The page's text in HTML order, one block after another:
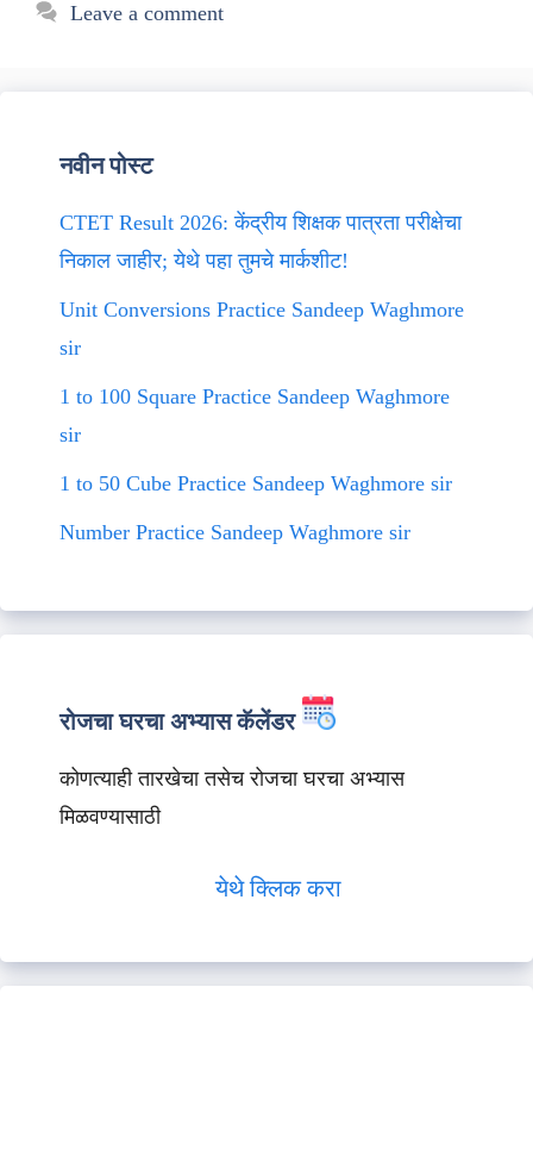
Leave a comment
नवीन पोस्ट
CTET Result 2026: केंद्रीय शिक्षक पात्रता परीक्षेचा
निकाल जाहीर; येथे पहा तुमचे मार्कशीट!
Unit Conversions Practice Sandeep Waghmore
sir
1 to 100 Square Practice Sandeep Waghmore
sir
1 to 50 Cube Practice Sandeep Waghmore sir
Number Practice Sandeep Waghmore sir
रोजचा घरचा अभ्यास कॅलेंडर
कोणत्याही तारखेचा तसेच रोजचा घरचा अभ्यास
मिळवण्यासाठी
येथे क्लिक करा